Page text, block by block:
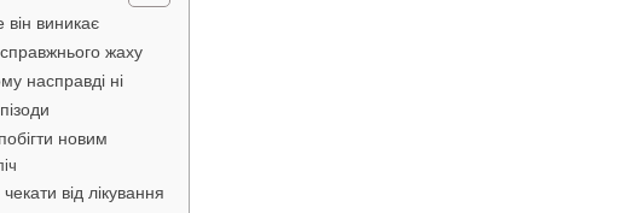
виникає
жаху
насправді ні
новим
від лікування